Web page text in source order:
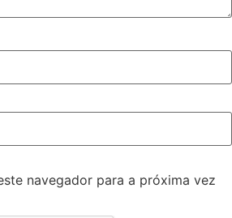
navegador para a próxima vez